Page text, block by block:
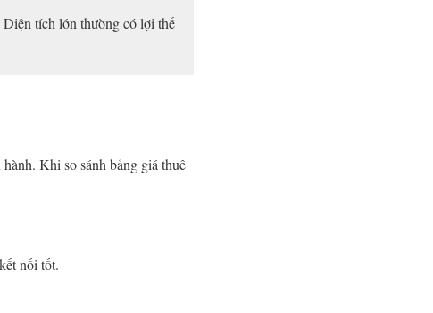
Diện tích lớn thường có lợi thế
Khi so sánh bảng giá thuê
nối tốt.